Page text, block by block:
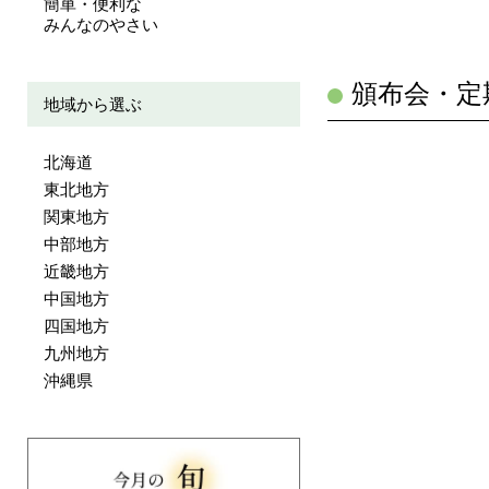
簡単・便利な
みんなのやさい
地域から選ぶ
北海道
東北地方
関東地方
中部地方
近畿地方
中国地方
四国地方
九州地方
沖縄県
頒布会・定